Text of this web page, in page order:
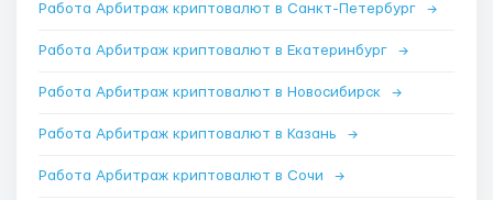
Работа Арбитраж криптовалют в Санкт-Петербург →
Работа Арбитраж криптовалют в Екатеринбург →
Работа Арбитраж криптовалют в Новосибирск →
Работа Арбитраж криптовалют в Казань →
Работа Арбитраж криптовалют в Сочи →